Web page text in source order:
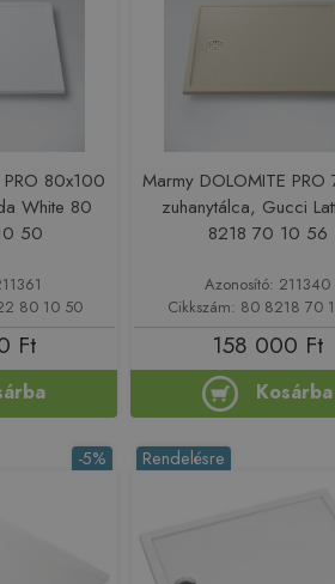
80x100
White 80
50
80 10 50
Ft
Marmy DOLOMITE
zuhanytálca, Gucci
8218 70 10 56
Azonosító: 211340
Cikkszám: 80 8218 70
158 000 Ft
Kosárba
-5% Rendelésre